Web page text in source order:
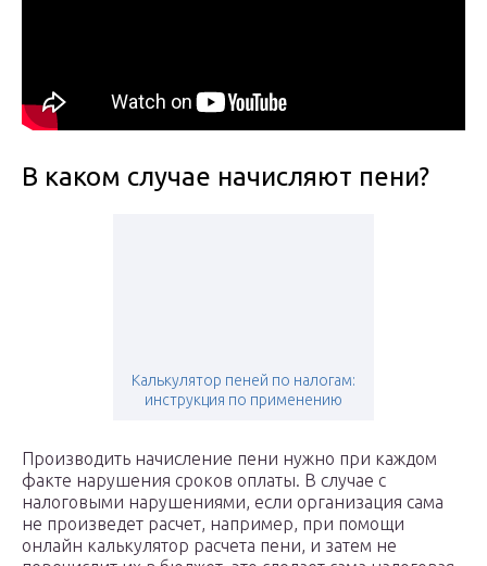
В каком случае начисляют пени?
Калькулятор пеней по налогам:
инструкция по применению
Производить начисление пени нужно при каждом
факте нарушения сроков оплаты. В случае с
налоговыми нарушениями, если организация сама
не произведет расчет, например, при помощи
онлайн калькулятор расчета пени, и затем не